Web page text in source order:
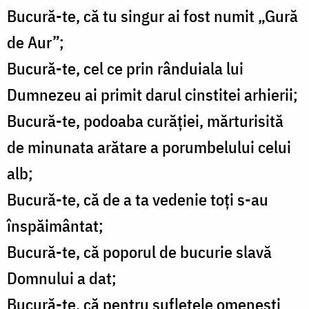
Bucură-te, că tu singur ai fost numit „Gură
de Aur”;
Bucură-te, cel ce prin rânduiala lui
Dumnezeu ai primit darul cinstitei arhierii;
Bucură-te, podoaba curăției, mărturisită
de minunata arătare a porumbelului celui
alb;
Bucură-te, că de a ta vedenie toți s-au
înspăimântat;
Bucură-te, că poporul de bucurie slavă
Domnului a dat;
Bucură-te, că pentru sufletele omenești